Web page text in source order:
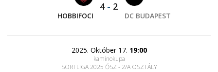
HOBBIFOCI
4- 2
DC BUDAPEST
2025. Október 17. 19:00
kaminokupa
SORI LIGA 2025 ŐSZ - 2/A OSZTÁLY